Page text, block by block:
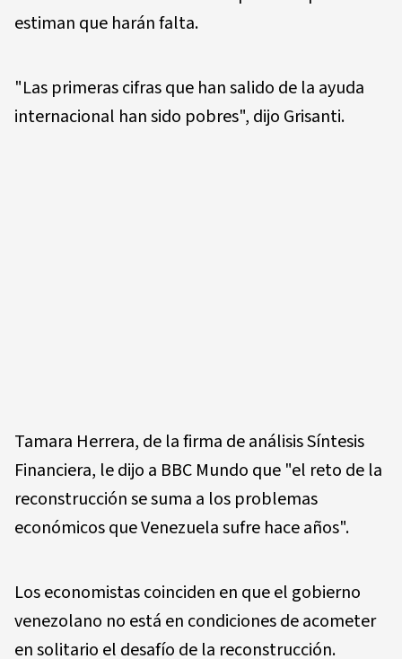
estiman que harán falta.
"Las primeras cifras que han salido de la ayuda
internacional han sido pobres", dijo Grisanti.
Tamara Herrera, de la firma de análisis Síntesis
Financiera, le dijo a BBC Mundo que "el reto de la
reconstrucción se suma a los problemas
económicos que Venezuela sufre hace años".
Los economistas coinciden en que el gobierno
venezolano no está en condiciones de acometer
en solitario el desafío de la reconstrucción.